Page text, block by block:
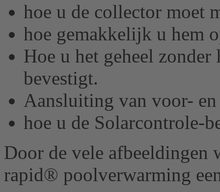
hoe u de collector moet
hoe gemakkelijk u hem
Hoe u het geheel
bevestigt.
Aansluiting van voor-
hoe u de Solarcontrole-
Door de vele afbeeldingen
rapid® poolverwarming